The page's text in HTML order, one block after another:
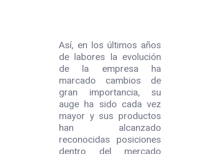
Así, en los últimos años
de labores la evolución
de la empresa ha
marcado cambios de
gran importancia, su
auge ha sido cada vez
mayor y sus productos
han alcanzado
reconocidas posiciones
dentro del mercado